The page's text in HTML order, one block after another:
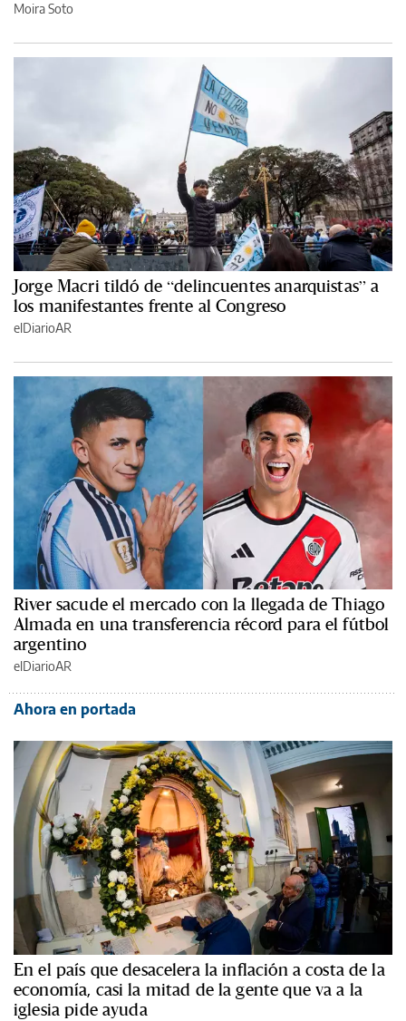
Moira Soto
Jorge Macri tildó de “delincuentes anarquistas” a
los manifestantes frente al Congreso
elDiarioAR
River sacude el mercado con la llegada de Thiago
Almada en una transferencia récord para el fútbol
argentino
elDiarioAR
Ahora en portada
En el país que desacelera la inflación a costa de la
economía, casi la mitad de la gente que va a la
iglesia pide ayuda